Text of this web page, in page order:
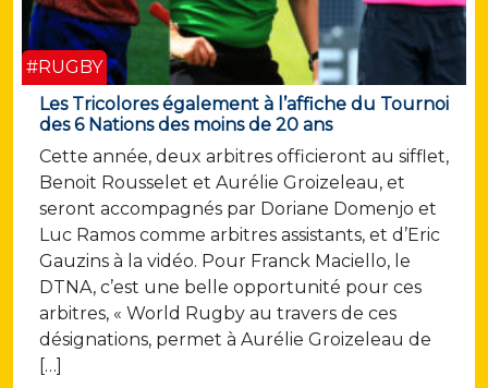
#RUGBY
Les Tricolores également à l’affiche du Tournoi
des 6 Nations des moins de 20 ans
Cette année, deux arbitres officieront au sifflet,
Benoit Rousselet et Aurélie Groizeleau, et
seront accompagnés par Doriane Domenjo et
Luc Ramos comme arbitres assistants, et d’Eric
Gauzins à la vidéo. Pour Franck Maciello, le
DTNA, c’est une belle opportunité pour ces
arbitres, « World Rugby au travers de ces
désignations, permet à Aurélie Groizeleau de
[…]